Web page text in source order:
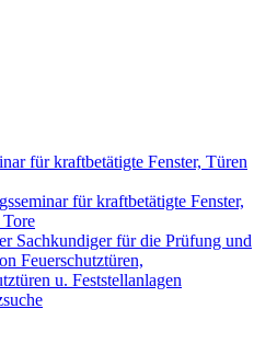
für kraftbetätigte Fenster, Türen
für kraftbetätigte Fenster,
Sachkundiger für die Prüfung und
Feuerschutztüren,
u. Feststellanlagen